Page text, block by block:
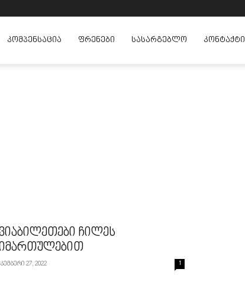
ᲙᲝᲛᲞᲔᲜᲡᲐᲪᲘᲐ ᲤᲠᲔᲜᲔᲑᲘ ᲡᲐᲡᲐᲠᲒᲔᲑᲚᲝ ᲙᲝᲜᲢᲐᲥᲢᲘ
ჩილეს
27, 2022 1